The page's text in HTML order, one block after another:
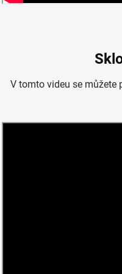
V tomto videu se můžete